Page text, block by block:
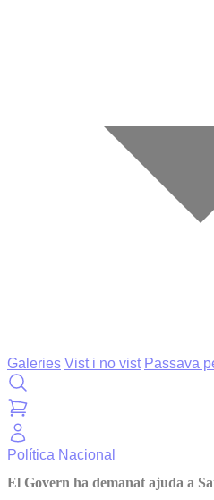
Galeries Vist i no vist Passava
Política Nacional
El Govern ha demanat ajuda a